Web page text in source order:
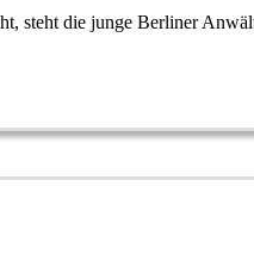
steht die junge Berliner